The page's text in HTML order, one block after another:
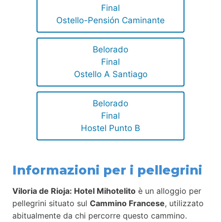
Final
Ostello-Pensión Caminante
Belorado
Final
Ostello A Santiago
Belorado
Final
Hostel Punto B
Informazioni per i pellegrini
Viloria de Rioja: Hotel Mihotelito è un alloggio per
pellegrini situato sul Cammino Francese, utilizzato
abitualmente da chi percorre questo cammino.